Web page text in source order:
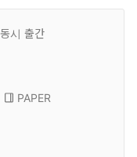
시 출간
PAPER